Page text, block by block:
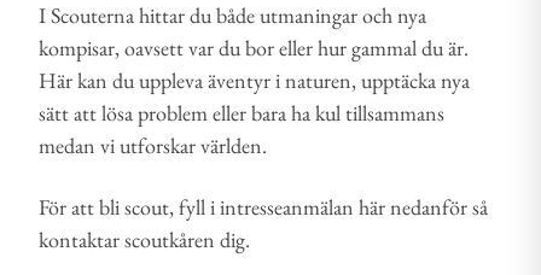
I Scouterna hittar du både utmaningar och nya
kompisar, oavsett var du bor eller hur gammal du är.
Här kan du uppleva äventyr i naturen, upptäcka nya
sätt att lösa problem eller bara ha kul tillsammans
medan vi utforskar världen.
För att bli scout, fyll i intresseanmälan här nedanför så
kontaktar scoutkåren dig.